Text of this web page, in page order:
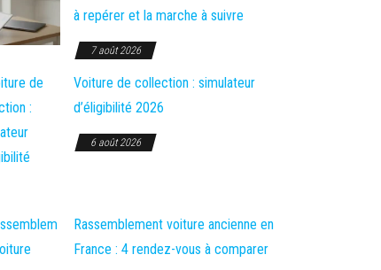
à repérer et la marche à suivre
7 août 2026
Voiture de collection : simulateur
d’éligibilité 2026
6 août 2026
Rassemblement voiture ancienne en
France : 4 rendez-vous à comparer